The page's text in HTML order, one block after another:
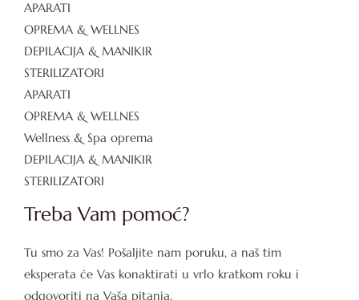
APARATI
OPREMA & WELLNES
DEPILACIJA & MANIKIR
STERILIZATORI
APARATI
OPREMA & WELLNES
Wellness & Spa oprema
DEPILACIJA & MANIKIR
STERILIZATORI
Treba Vam pomoć?
Tu smo za Vas! Pošaljite nam poruku, a naš tim
eksperata će Vas konaktirati u vrlo kratkom roku i
odgovoriti na Vaša pitanja.